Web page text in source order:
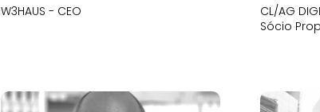
W3HAUS - CEO
CL/AG
Sócio